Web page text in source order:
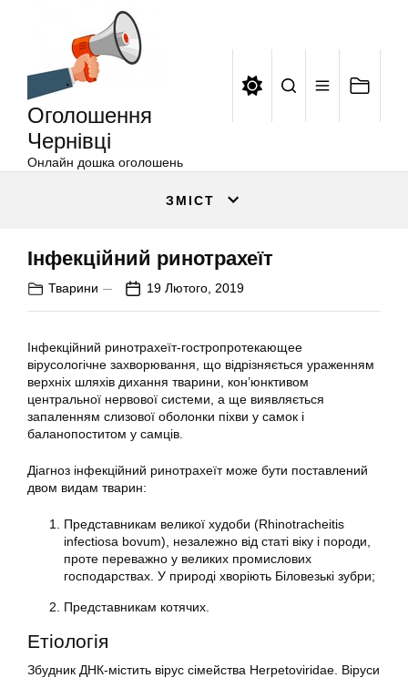
Оголошення
Чернівці
Онлайн дошка оголошень
ЗМІСТ
Інфекційний ринотрахеїт
Тварини 19 Лютого, 2019
Інфекційний ринотрахеїт-гостропротекающее
вірусологічне захворювання, що відрізняється ураженням
верхніх шляхів дихання тварини, кон’юнктивом
центральної нервової системи, а ще виявляється
запаленням слизової оболонки піхви у самок і
баланопоститом у самців.
Діагноз інфекційний ринотрахеїт може бути поставлений
двом видам тварин:
Представникам великої худоби (Rhinotracheitis
infectiosa bovum), незалежно від статі віку і породи,
проте переважно у великих промислових
господарствах. У природі хворіють Біловезькі зубри;
Представникам котячих.
Етіологія
Збудник ДНК-містить вірус сімейства Herpetoviridae. Віруси